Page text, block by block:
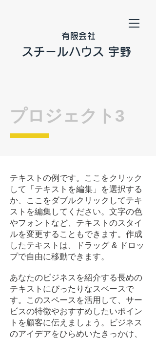
有限会社​
スチールハウス 宇野
プロジェクト3
テキストの例です。ここをクリック
して「テキストを編集」を選択する
か、ここをダブルクリックしてテキ
ストを編集してください。文字の色
やフォントなど、テキストのスタイ
ルを変更することもできます。作成
したテキストは、ドラッグ & ドロッ
プで自由に移動できます。
あなたのビジネスを紹介する長めの
テキストにぴったりなスペースで
す。このスペースを活用して、サー
ビスの特徴やおすすめしたいポイン
トを顧客に伝えましょう。ビジネス
のアイデアをひらめいたきっかけ、